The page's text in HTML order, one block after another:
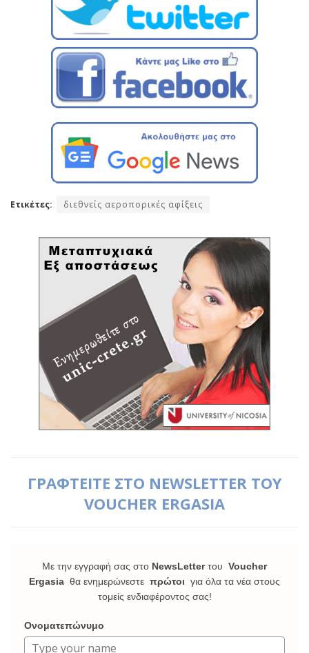
Ετικέτες: διεθνείς αεροπορικές αφίξεις
ΓΡΑΦΤΕΙΤΕ ΣΤΟ NEWSLETTER ΤΟΥ
VOUCHER ERGASIA
Με την εγγραφή σας στο NewsLetterτου Voucher
Ergasia θα ενημερώνεστε πρώτοι για όλα τα νέα στους
τομείς ενδιαφέροντος σας!
Ονοματεπώνυμο